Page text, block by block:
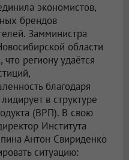
экономистов,
брендов
Замминистра
области
региону удаётся
благодаря
в структуре
(ВРП). В свою
Института
Антон Свириденко
ситуацию: